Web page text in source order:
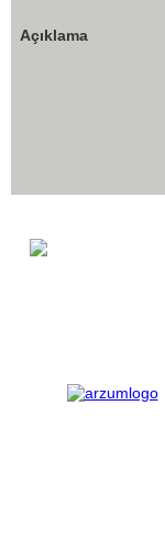
Açıklama